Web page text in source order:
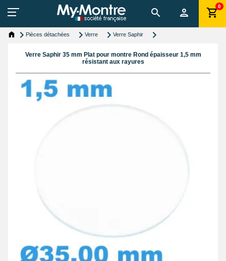
0
Pièces détachées Verre Verre Saphir
Verre Saphir 35 mm Plat pour montre Rond épaisseur 1,5 mm
résistant aux rayures